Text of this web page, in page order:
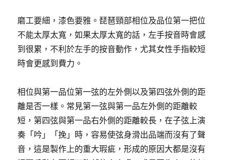
磨工要細，漆色要雅。琵琶頸部相位及品位第一把位
不能太厚太寬，如果太厚太寬的話，左手按音時會感
到很累，不利於左手的按音動作，尤其女性手指較短
時會更感到費力。
相位與第一品位第一弦的左外側以及第四弦外側的距
離是否一樣。常見第一弦與第一品左外側的距離較
短，第四弦與第一品右外側的距離較長，在子弦上演
奏「吟」「挽」時，容易使弦身滑出品端而沒有了聲
音，這是製作上的重大瑕疵，形成的原因大都是沒有